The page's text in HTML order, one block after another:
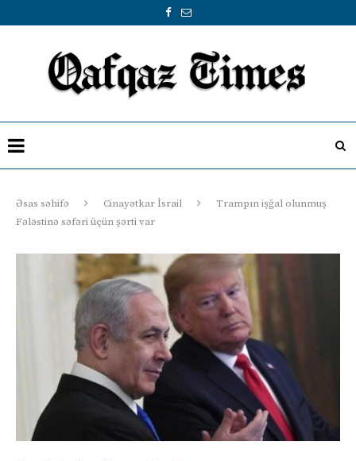
Əsas səhifə Cinayətkar İsrail
Trampın işğal olunmuş
Fələstinə səfəri üçün şərti var